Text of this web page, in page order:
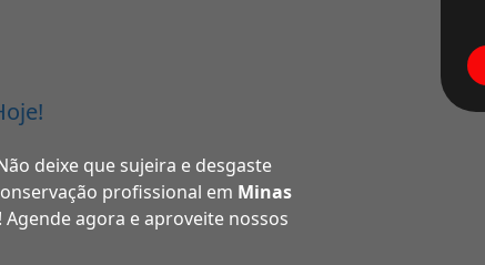
deixe que sujeira e desgaste
profissional em Minas
agora e aproveite nossos